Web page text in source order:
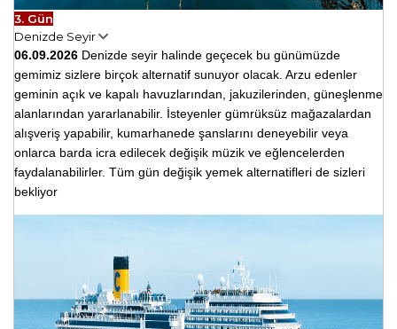
3. Gün
Denizde Seyir
06.09.2026 Denizde seyir halinde geçecek bu günümüzde
gemimiz sizlere birçok alternatif sunuyor olacak. Arzu edenler
geminin açık ve kapalı havuzlarından, jakuzilerinden, güneşlenme
alanlarından yararlanabilir. İsteyenler gümrüksüz mağazalardan
alışveriş yapabilir, kumarhanede şanslarını deneyebilir veya
onlarca barda icra edilecek değişik müzik ve eğlencelerden
faydalanabilirler. Tüm gün değişik yemek alternatifleri de sizleri
bekliyor